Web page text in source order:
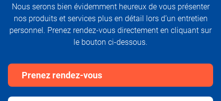
Nous serons bien évidemment heureux de vous présenter
nos produits et services plus en détail lors d’un entretien
personnel. Prenez rendez-vous directement en cliquant sur
le bouton ci-dessous.
Prenez rendez-vous